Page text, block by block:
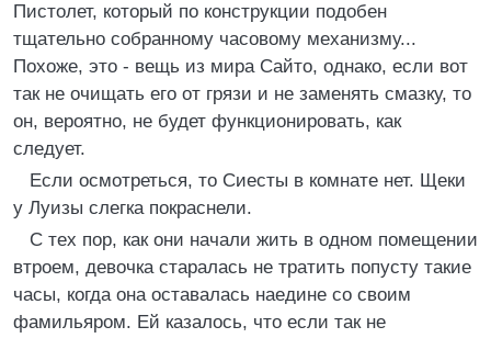
Пистолет, который по конструкции подобен
тщательно собранному часовому механизму...
Похоже, это - вещь из мира Сайто, однако, если вот
так не очищать его от грязи и не заменять смазку, то
он, вероятно, не будет функционировать, как
следует.
Если осмотреться, то Сиесты в комнате нет. Щеки
у Луизы слегка покраснели.
С тех пор, как они начали жить в одном помещении
втроем, девочка старалась не тратить попусту такие
часы, когда она оставалась наедине со своим
фамильяром. Ей казалось, что если так не